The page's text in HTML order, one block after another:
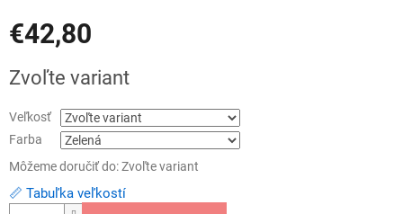
€42,80
cena:
Zvoľte variant
Veľkosť
Farba
Môžeme doručiť do:Zvoľte variant
📏 Tabuľka veľkostí